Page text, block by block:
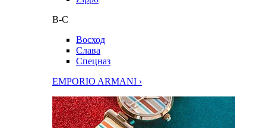
В-С
Восход
Слава
Спецназ
EMPORIO ARMANI ›